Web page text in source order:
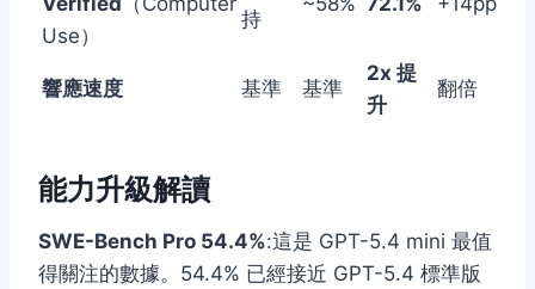
Use）
持
響應速度 基準 基準
2x 提
升
翻倍
能力升級解讀
SWE-Bench Pro 54.4%:這是 GPT-5.4 mini 最值
得關注的數據。54.4% 已經接近 GPT-5.4 標準版